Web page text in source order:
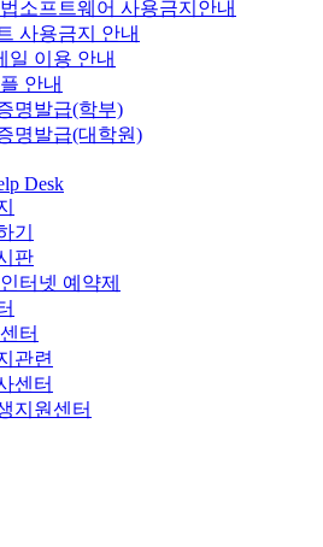
소프트웨어 사용금지안내
사용금지 안내
일 이용 안내
안내
명발급(학부)
명발급(대학원)
Desk
기
판
터넷 예약제
터
관련
센터
지원센터